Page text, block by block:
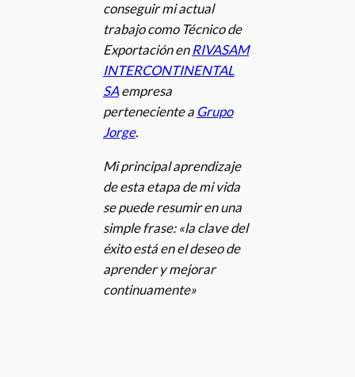
conseguir mi actual
trabajo como Técnico de
Exportación enRIVASAM
INTERCONTINENTAL
SAempresa
perteneciente a Grupo
Jorge.
Mi principal aprendizaje
de esta etapa de mi vida
se puede resumir en una
simple frase: «la clave del
éxito está en el deseo de
aprender y mejorar
continuamente»